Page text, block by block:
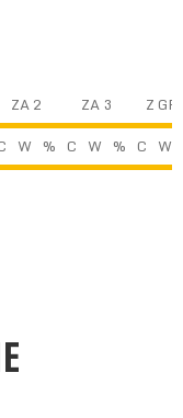
ZA 2 ZA 3
Z
W % C W % C W